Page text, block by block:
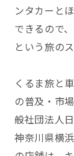
ンタカーと
できるので
という旅の
くるま旅と
の普及・市
般社団法人
神奈川県横